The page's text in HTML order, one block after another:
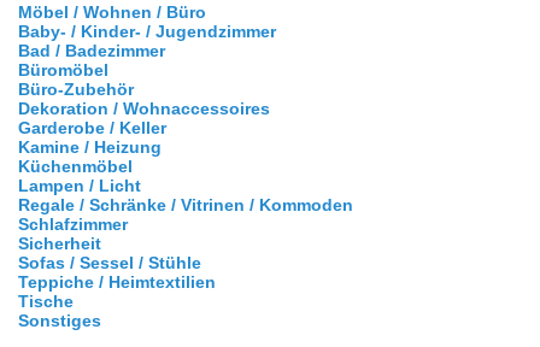
Möbel / Wohnen / Büro
Baby- / Kinder- / Jugendzimmer
Bad / Badezimmer
Büromöbel
Büro-Zubehör
Dekoration / Wohnaccessoires
Garderobe / Keller
Kamine / Heizung
Küchenmöbel
Lampen / Licht
Regale / Schränke / Vitrinen / Kommoden
Schlafzimmer
Sicherheit
Sofas / Sessel / Stühle
Teppiche / Heimtextilien
Tische
Sonstiges